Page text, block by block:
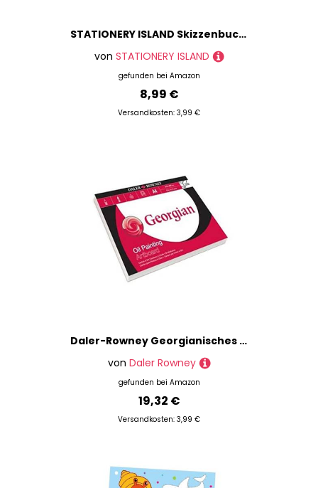
STATIONERY ISLAND Skizzenbuch, A5 Zeichenblock 180 g/m² Dickes Papier, 100 Seiten / 50 Bögen Spiralgebundenes DIN Sketchbook 1 Packungen
von STATIONERY ISLAND
gefunden bei Amazon
8,99 €
Versandkosten: 3,99 €
Daler-Rowney Georgianisches Ölgemälde-Block, A4 Zeichenblock, einseitig geklebt, 1,4 mm dick, 10 Blatt, säurefrei, ideal für Künstler und Studenten, die unterwegs malen
von Daler Rowney
gefunden bei Amazon
19,32 €
Versandkosten: 3,99 €